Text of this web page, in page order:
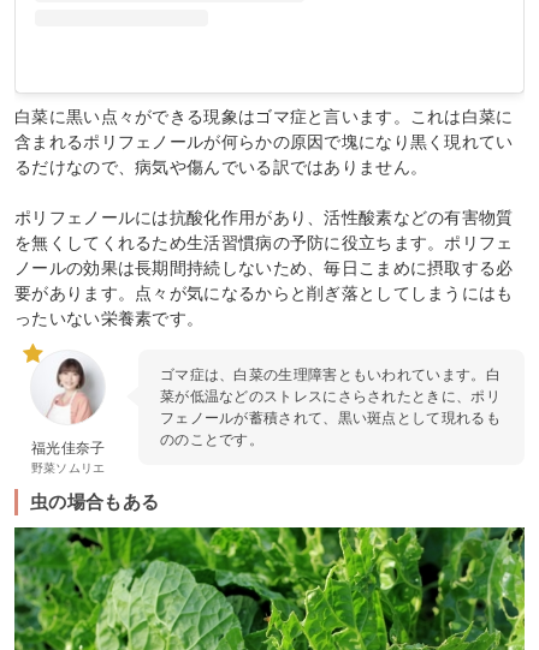
白菜に黒い点々ができる現象はゴマ症と言います。これは白菜に
含まれるポリフェノールが何らかの原因で塊になり黒く現れてい
るだけなので、病気や傷んでいる訳ではありません。
ポリフェノールには抗酸化作用があり、活性酸素などの有害物質
を無くしてくれるため生活習慣病の予防に役立ちます。ポリフェ
ノールの効果は長期間持続しないため、毎日こまめに摂取する必
要があります。点々が気になるからと削ぎ落としてしまうにはも
ったいない栄養素です。
福光佳奈子
野菜ソムリエ
ゴマ症は、白菜の生理障害ともいわれています。白
菜が低温などのストレスにさらされたときに、ポリ
フェノールが蓄積されて、黒い斑点として現れるも
ののことです。
虫の場合もある